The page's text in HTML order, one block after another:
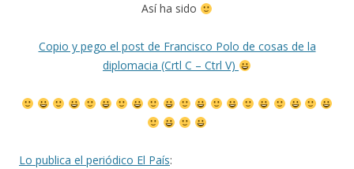
Así ha sido
Copio y pego el post de Francisco Polo de cosas de la
diplomacia (Crtl C – Ctrl V)
Lo publica el periódico El País: